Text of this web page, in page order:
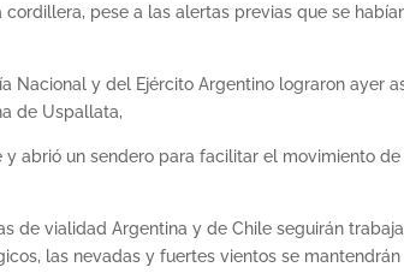
pese a las alertas previas que se
Nacional y del Ejército Argentino lograron ayer
de Uspallata,
abrió un sendero para facilitar el movimiento
de vialidad Argentina y de Chile seguirán
las nevadas y fuertes vientos se mantendrán